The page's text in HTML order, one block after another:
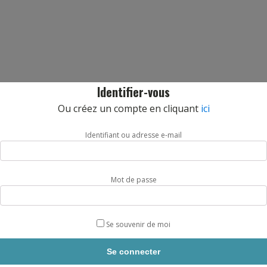
Identifier-vous
Ou créez un compte en cliquant ici
Identifiant ou adresse e-mail
Mot de passe
Se souvenir de moi